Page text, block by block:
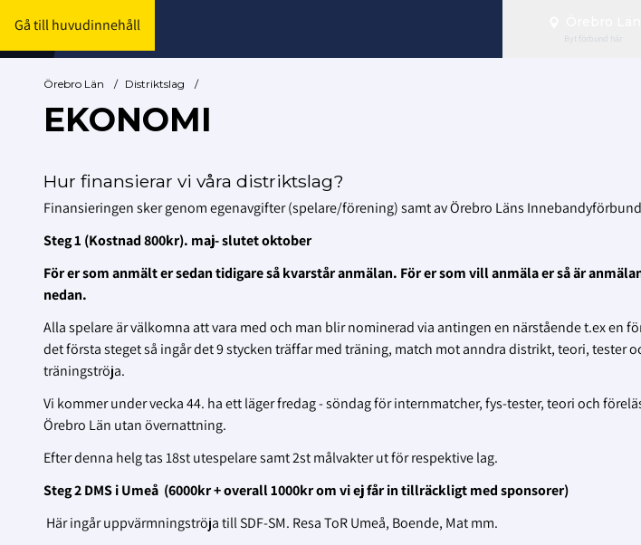
Gå till huvudinnehåll
Byt förbund här
Örebro Län / Distriktslag /
EKONOMI
Hur finansierar vi våra distriktslag?
Finansieringen sker genom egenavgifter (spelare/förening) samt av Örebro Läns
Steg 1 (Kostnad 800kr). maj- slutet oktober
För er som anmält er sedan tidigare så kvarstår anmälan. För er som vill anmäla er så är
nedan.
Alla spelare är välkomna att vara med och man blir nominerad via antingen en närstående t.ex en
det första steget så ingår det 9 stycken träffar med träning, match mot anndra distrikt, teori, tester
träningströja.
Vi kommer under vecka 44. ha ett läger fredag - söndag för internmatcher, fys-tester, teori och
Örebro Län utan övernattning.
Efter denna helg tas 18st utespelare samt 2st målvakter ut för respektive lag.
Steg 2 DMS i Umeå (6000kr + overall 1000kr om vi ej får in tillräckligt med sponsorer)
Här ingår uppvärmningströja till SDF-SM. Resa ToR Umeå, Boende, Mat mm.